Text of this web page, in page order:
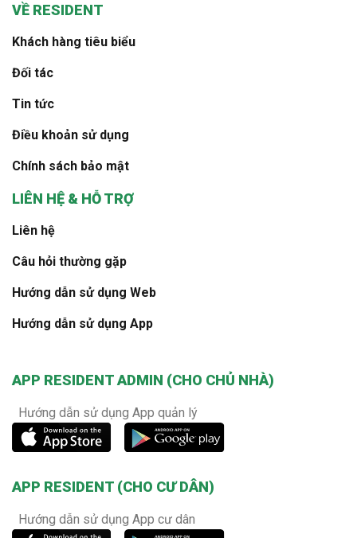
VỀ RESIDENT
Khách hàng tiêu biểu
Đối tác
Tin tức
Điều khoản sử dụng
Chính sách bảo mật
LIÊN HỆ & HỖ TRỢ
Liên hệ
Câu hỏi thường gặp
Hướng dẫn sử dụng Web
Hướng dẫn sử dụng App
APP RESIDENT ADMIN (CHO CHỦ NHÀ)
Hướng dẫn sử dụng App quản lý
APP RESIDENT (CHO CƯ DÂN)
Hướng dẫn sử dụng App cư dân